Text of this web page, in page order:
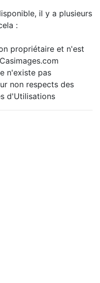
il y a plusieurs
:
propriétaire et n'est
n'existe pas
non respects des
d'Utilisations